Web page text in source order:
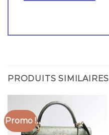
PRODUITS SIMILAIRES
Promo !